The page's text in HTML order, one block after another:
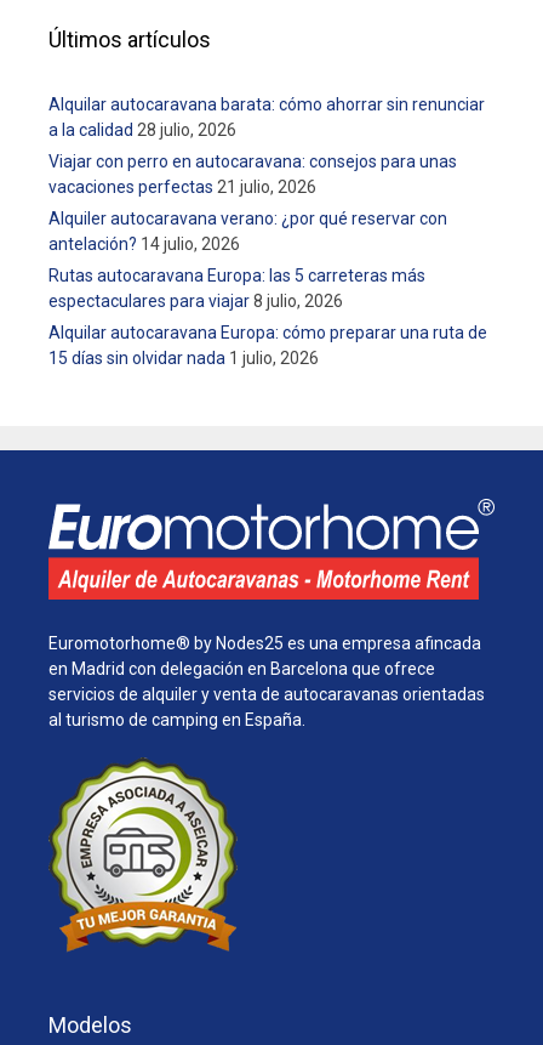
Últimos artículos
Alquilar autocaravana barata: cómo ahorrar sin renunciar
a la calidad 28 julio, 2026
Viajar con perro en autocaravana: consejos para unas
vacaciones perfectas 21 julio, 2026
Alquiler autocaravana verano: ¿por qué reservar con
antelación? 14 julio, 2026
Rutas autocaravana Europa: las 5 carreteras más
espectaculares para viajar8 julio, 2026
Alquilar autocaravana Europa: cómo preparar una ruta de
15 días sin olvidar nada 1 julio, 2026
Euromotorhome® by Nodes25 es una empresa afincada
en Madrid con delegación en Barcelona que ofrece
servicios de alquiler y venta de autocaravanas orientadas
al turismo de camping en España.
Modelos